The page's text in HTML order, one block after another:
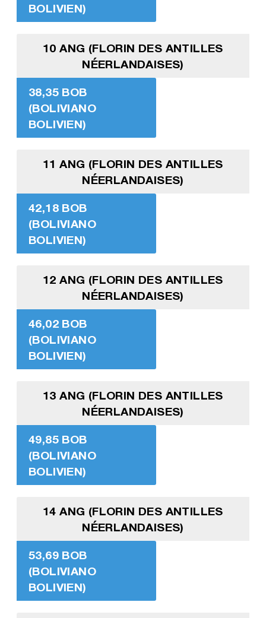
BOLIVIEN)
10 ANG (FLORIN DES ANTILLES
NÉERLANDAISES)
38,35 BOB
(BOLIVIANO
BOLIVIEN)
11 ANG (FLORIN DES ANTILLES
NÉERLANDAISES)
42,18 BOB
(BOLIVIANO
BOLIVIEN)
12 ANG (FLORIN DES ANTILLES
NÉERLANDAISES)
46,02 BOB
(BOLIVIANO
BOLIVIEN)
13 ANG (FLORIN DES ANTILLES
NÉERLANDAISES)
49,85 BOB
(BOLIVIANO
BOLIVIEN)
14 ANG (FLORIN DES ANTILLES
NÉERLANDAISES)
53,69 BOB
(BOLIVIANO
BOLIVIEN)